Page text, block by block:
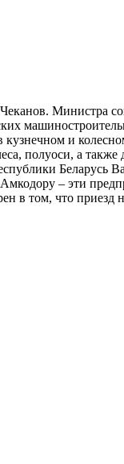
Министра
и
полуоси, а также
Беларусь
– эти
в том, что приезд